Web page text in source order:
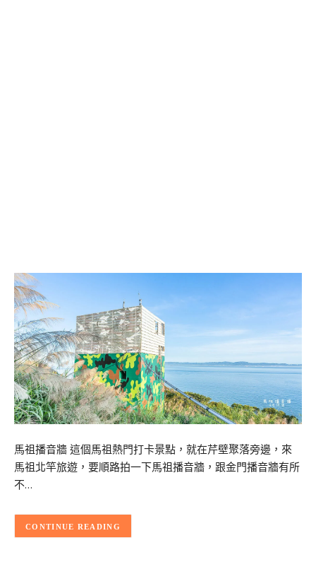
馬祖播音牆 這個馬祖熱門打卡景點，就在芹壁聚落旁邊，來
馬祖北竿旅遊，要順路拍一下馬祖播音牆，跟金門播音牆有所
不…
CONTINUE READING